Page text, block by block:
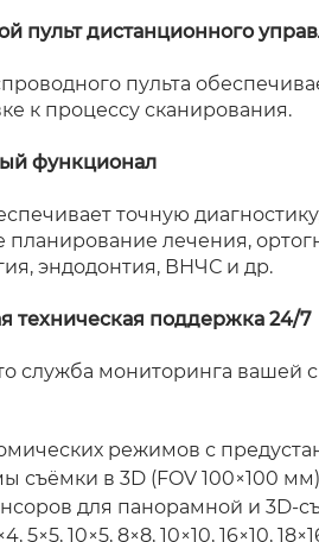
пульт дистанционного
пульта
к процессу сканирования.
функционал
точную
планирование лечения,
эндодонтия, ВНЧС и др.
техническая поддержка 24/7
служба мониторинга
режимов с
съёмки в 3D (FOV 100×100
для панорамной и 3D-
5×5, 10×5, 8×8, 10×10, 16×10,